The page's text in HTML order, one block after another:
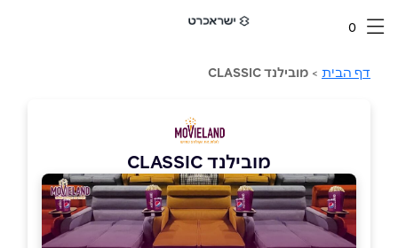
0
דף הבית > מובילנד CLASSIC
מובילנד CLASSIC